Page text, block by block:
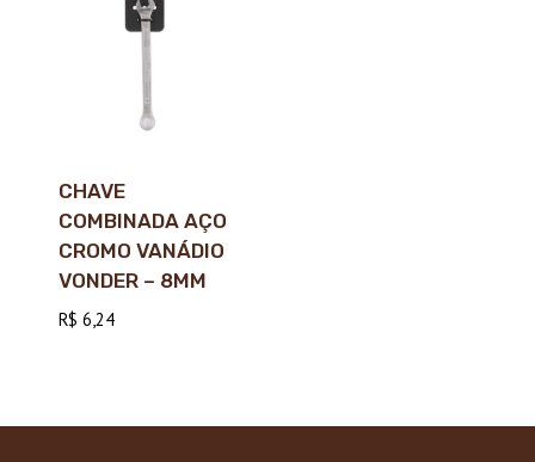
CHAVE
COMBINADA AÇO
CROMO VANÁDIO
VONDER – 8MM
R$ 6,24